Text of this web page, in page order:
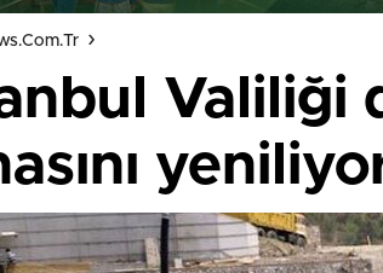
Valiliği